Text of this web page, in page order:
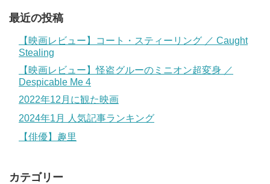
最近の投稿
【映画レビュー】コート・スティーリング ／ Caught
Stealing
【映画レビュー】怪盗グルーのミニオン超変身 ／
Despicable Me 4
2022年12月に観た映画
2024年1月 人気記事ランキング
【俳優】趣里
カテゴリー